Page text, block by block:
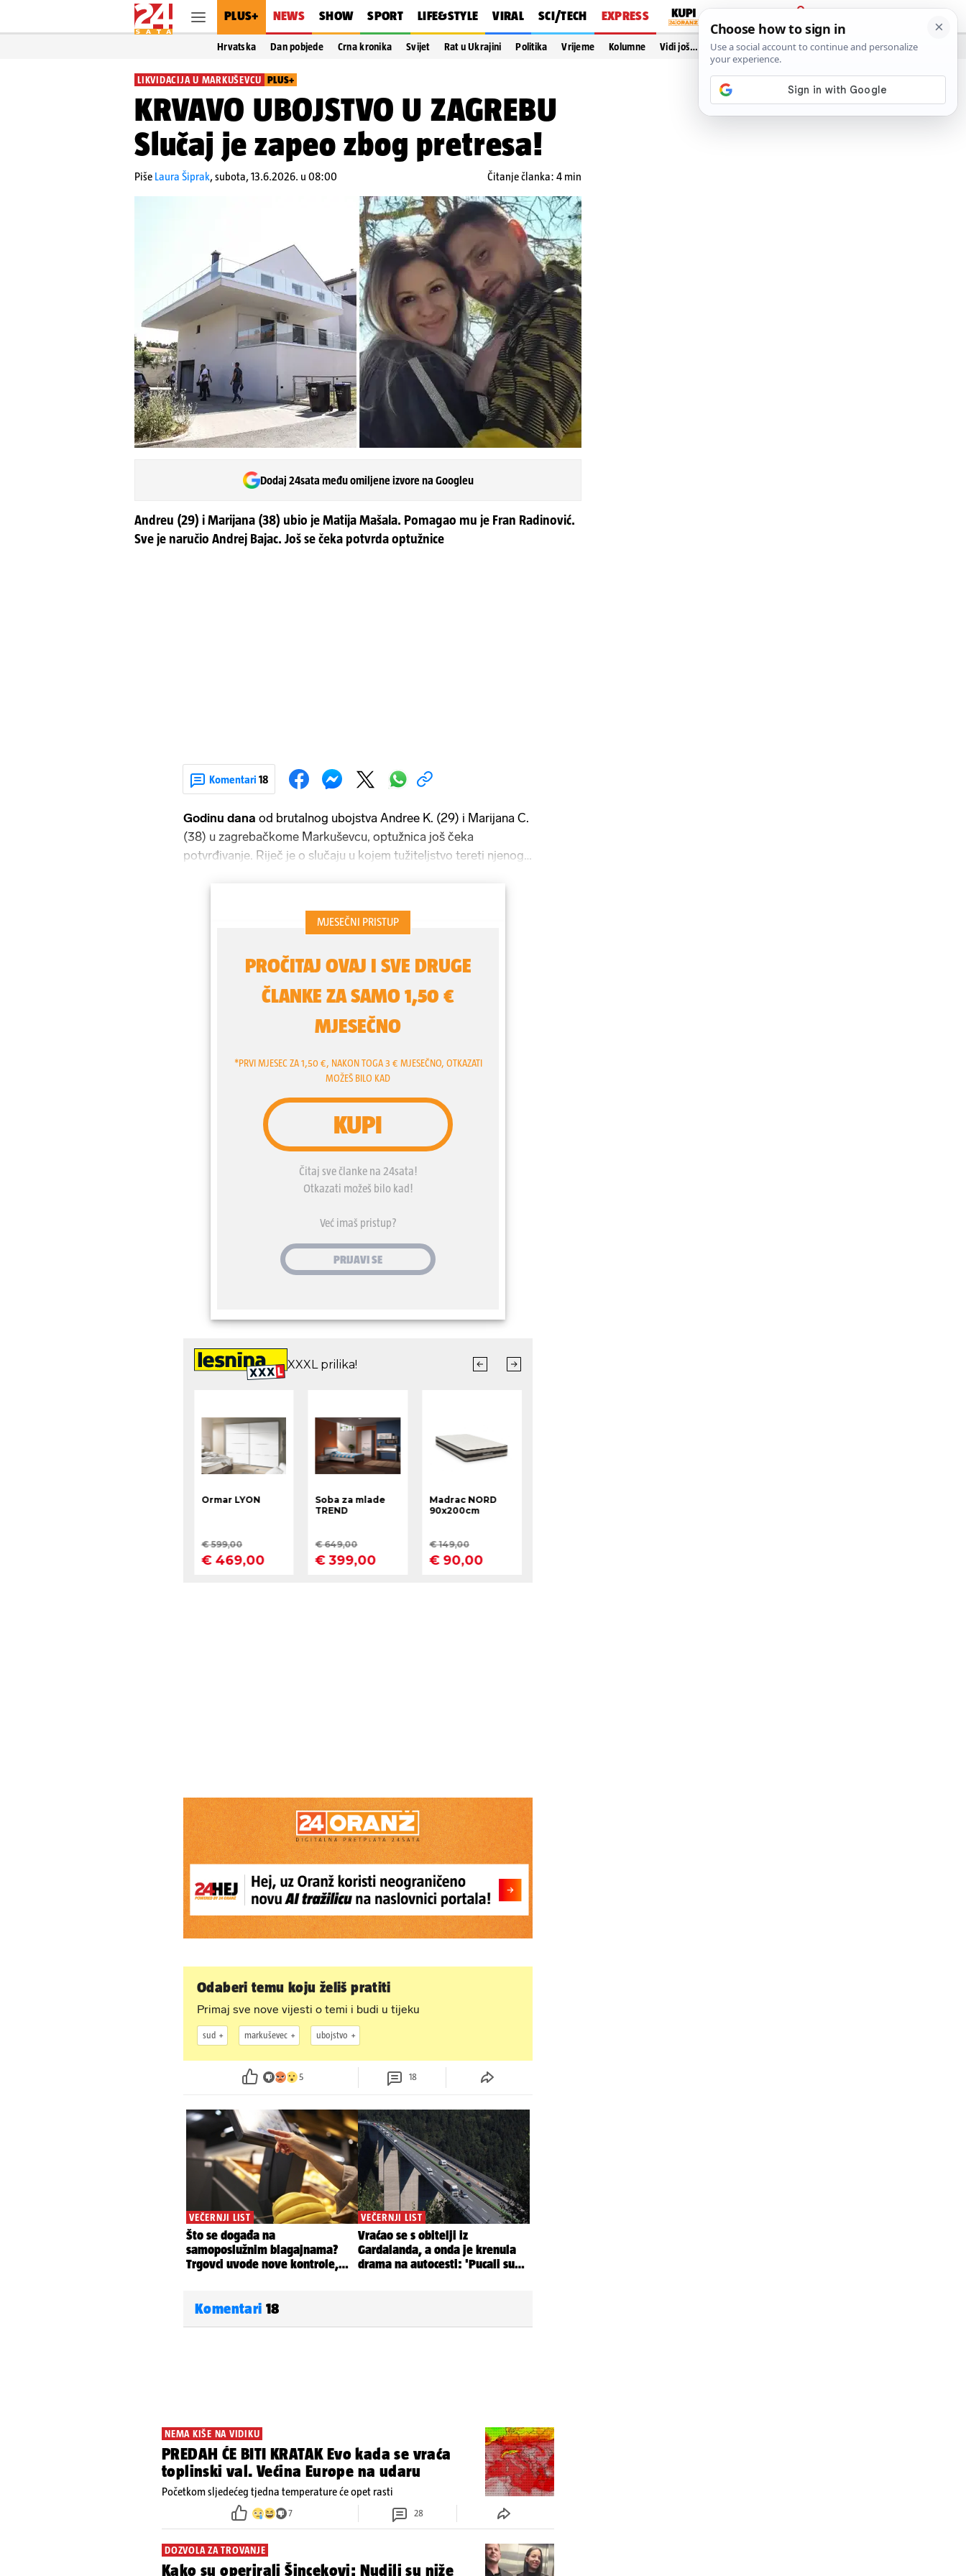
PLUS+ NEWS SHOW SPORT LIFE&STYLE VIRAL SCI/TECH EXPRESS
PRIJAVA
Hrvatska Dan pobjede Crna kronika Svijet Rat u Ukrajini Politika Vrijeme Kolumne Vidi još…
LIKVIDACIJA U MARKUŠEVCU PLUS+
KRVAVO UBOJSTVO U ZAGREBU
Slučaj je zapeo zbog pretresa!
Piše Laura Šiprak,subota, 13.6.2026. u 08:00 Čitanje članka: 4 min
Dodaj 24sata među omiljene izvore na Googleu
Andreu (29) i Marijana (38) ubio je Matija Mašala. Pomagao mu je Fran Radinović.
Sve je naručio Andrej Bajac. Još se čeka potvrda optužnice
Komentari 18
Godinu dana od brutalnog ubojstva Andree K. (29) i Marijana C.
(38) u zagrebačkome Markuševcu, optužnica još čeka
potvrđivanje. Riječ je o slučaju u kojem tužiteljstvo tereti njenog
nesretni par. Sve to za dijelove motocikla u vrijednosti od 20.000
eura koje bi dobio Mašala. Radinović, koji je sve priznao
Odaberi temu koju želiš pratiti
Primaj sve nove vijesti o temi i budi u tijeku
sud markuševec ubojstvo
5 18
Komentari 18
NEMA KIŠE NA VIDIKU
PREDAH ĆE BITI KRATAK Evo kada se vraća
toplinski val. Većina Europe na udaru
Početkom sljedećeg tjedna temperature će opet rasti
7 28
DOZVOLA ZA TROVANJE
Kako su operirali Šincekovi: Nudili su niže